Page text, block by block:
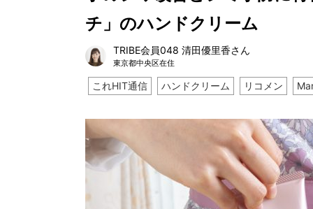
チ」のハンドクリーム
TRIBE会員048 清田優里香さん
東京都中央区在住
これHIT通信 ハンドクリーム リコメン